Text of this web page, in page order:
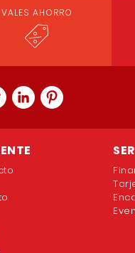
VALES AHORRO